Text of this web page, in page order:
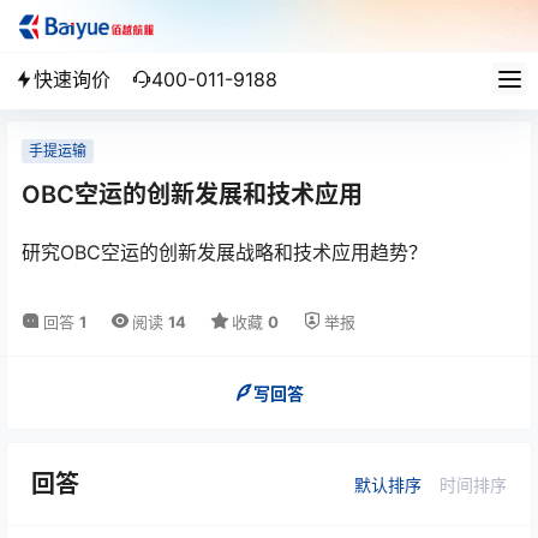
快速询价 400-011-9188
手提运输
OBC空运的创新发展和技术应用
研究OBC空运的创新发展战略和技术应用趋势？
回答 1 阅读 14 收藏 0 举报
写回答
回答 默认排序 时间排序